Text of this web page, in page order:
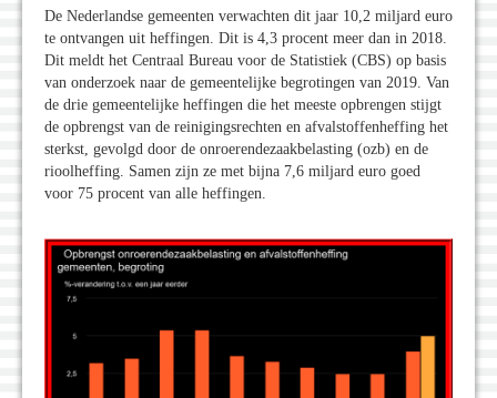
De Nederlandse gemeenten verwachten dit jaar 10,2 miljard euro
te ontvangen uit heffingen. Dit is 4,3 procent meer dan in 2018.
Dit meldt het Centraal Bureau voor de Statistiek (CBS) op basis
van onderzoek naar de gemeentelijke begrotingen van 2019. Van
de drie gemeentelijke heffingen die het meeste opbrengen stijgt
de opbrengst van de reinigingsrechten en afvalstoffenheffing het
sterkst, gevolgd door de onroerendezaakbelasting (ozb) en de
rioolheffing. Samen zijn ze met bijna 7,6 miljard euro goed
voor 75 procent van alle heffingen.